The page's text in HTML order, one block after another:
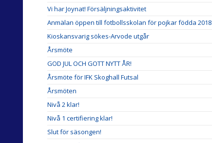
Vi har Joynat! Försäljningsaktivitet
Anmälan öppen till fotbollsskolan för pojkar födda 2018
Kioskansvarig sökes-Arvode utgår
Årsmöte
GOD JUL OCH GOTT NYTT ÅR!
Årsmöte för IFK Skoghall Futsal
Årsmöten
Nivå 2 klar!
Nivå 1 certifiering klar!
Slut för säsongen!